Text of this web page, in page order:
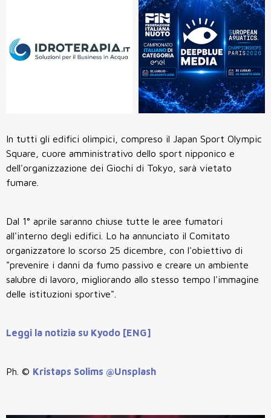
In tutti gli edifici olimpici, compreso il Japan Sport Olympic
Square, cuore amministrativo dello sport nipponico e
dell'organizzazione dei Giochi di Tokyo, sarà vietato
fumare.
Dal 1° aprile saranno chiuse tutte le aree fumatori
all'interno degli edifici. Lo ha annunciato il Comitato
organizzatore lo scorso 25 dicembre, con l'obiettivo di
"prevenire i danni da fumo passivo e creare un ambiente
salubre di lavoro, migliorando allo stesso tempo l'immagine
delle istituzioni sportive".
Leggi la notizia su Kyodo [ENG]
Ph. © Kristaps Solims @Unsplash